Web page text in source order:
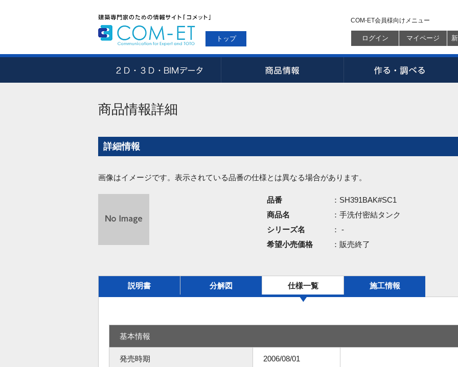
トップ
COM-ET会員様向けメニュー
ログイン マイページ
商品情報詳細
詳細情報
画像はイメージです。表示されている品番の仕様とは異なる場合があります。
品番
：SH391BAK#SC1
商品名
：手洗付密結タンク
シリーズ名
： -
希望小売価格
：販売終了
説明書 分解図 仕様一覧 施工情報
基本情報
発売時期 2006/08/01